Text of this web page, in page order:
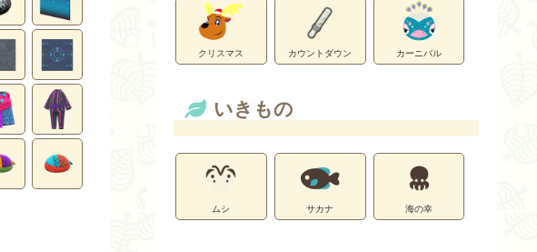
クリスマス カウントダウン カーニバル
いきもの
ムシ サカナ 海の幸